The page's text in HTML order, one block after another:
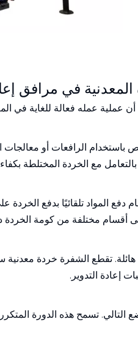
في مرافق
عملية عمله فعالة للغاية في
باستخدام الرافعات أو
مع الخردة المختلطة
المواد تلقائيًا بدفع
أقسام مختلفة من كومة
تقطع الشفرة خردة
إعادة التدوير.
التالي. تسمح هذه الدورة